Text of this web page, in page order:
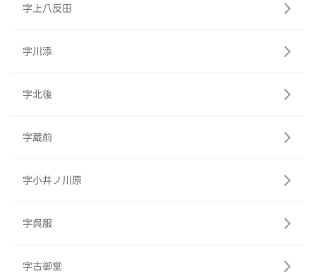
字上八反田
字川添
字北後
字蔵前
字小井ノ川原
字呉服
字古御堂